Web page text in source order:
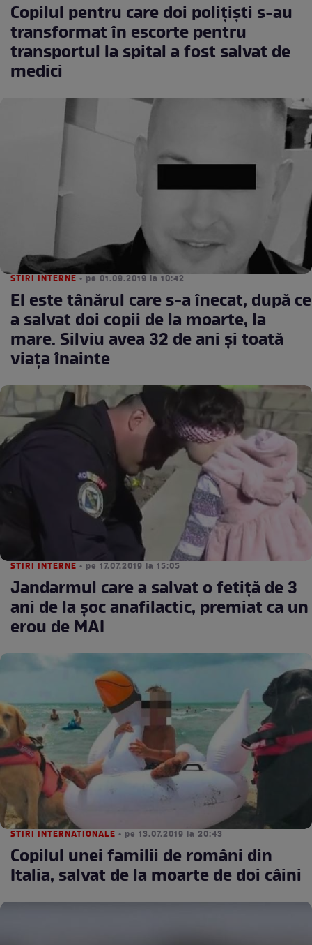
Copilul pentru care doi polițiști s-au
transformat în escorte pentru
transportul la spital a fost salvat de
medici
STIRI INTERNE • pe 01.09.2019 la 10:42
El este tânărul care s-a înecat, după ce
a salvat doi copii de la moarte, la
mare. Silviu avea 32 de ani și toată
viața înainte
STIRI INTERNE • pe 17.07.2019 la 15:05
Jandarmul care a salvat o fetiță de 3
ani de la șoc anafilactic, premiat ca un
erou de MAI
STIRI INTERNATIONALE • pe 13.07.2019 la 20:43
Copilul unei familii de români din
Italia, salvat de la moarte de doi câini